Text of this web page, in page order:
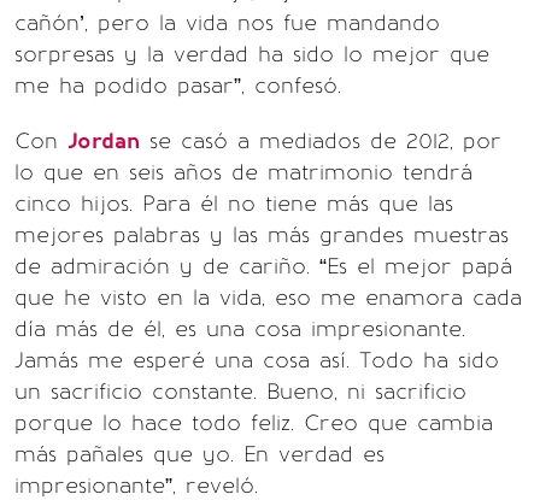
cañón’, pero la vida nos fue mandando
sorpresas y la verdad ha sido lo mejor que
me ha podido pasar”, confesó.
Con Jordan se casó a mediados de 2012, por
lo que en seis años de matrimonio tendrá
cinco hijos. Para él no tiene más que las
mejores palabras y las más grandes muestras
de admiración y de cariño. “Es el mejor papá
que he visto en la vida, eso me enamora cada
día más de él, es una cosa impresionante.
Jamás me esperé una cosa así. Todo ha sido
un sacrificio constante. Bueno, ni sacrificio
porque lo hace todo feliz. Creo que cambia
más pañales que yo. En verdad es
impresionante”, reveló.